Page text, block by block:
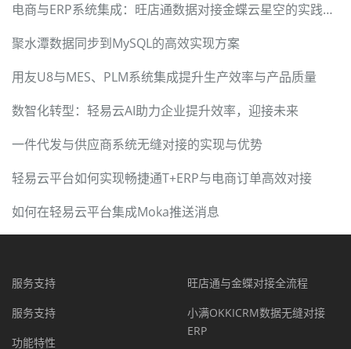
电商与ERP系统集成：旺店通数据对接金蝶云星空的实践案例
聚水潭数据同步到MySQL的高效实现方案
用友U8与MES、PLM系统集成提升生产效率与产品质量
数智化转型：轻易云AI助力企业提升效率，迎接未来
一件代发与供应商系统无缝对接的实现与优势
轻易云平台如何实现畅捷通T+ERP与电商订单高效对接
如何在轻易云平台集成Moka推送消息
服务支持
服务支持
功能特性
旺店通与金蝶对接全流程
小满OKKICRM数据无缝对接
ERP